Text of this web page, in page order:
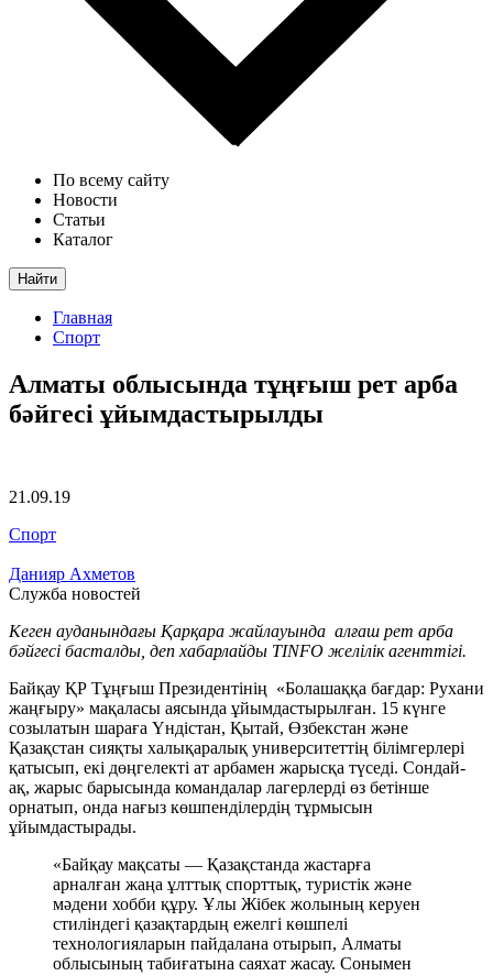
По всему сайту
Новости
Статьи
Каталог
Найти
Главная
Спорт
Алматы облысында тұңғыш рет арба
бәйгесі ұйымдастырылды
21.09.19
Спорт
Данияр Ахметов
Служба новостей
Кеген ауданындағы Қарқара жайлауында алғаш рет арба
бәйгесі басталды, деп хабарлайды TINFO желілік агенттігі.
Байқау ҚР Тұңғыш Президентінің «Болашаққа бағдар: Рухани
жаңғыру» мақаласы аясында ұйымдастырылған. 15 күнге
созылатын шараға Үндістан, Қытай, Өзбекстан және
Қазақстан сияқты халықаралық университеттің білімгерлері
қатысып, екі дөңгелекті ат арбамен жарысқа түседі. Сондай-
ақ, жарыс барысында командалар лагерлерді өз бетінше
орнатып, онда нағыз көшпенділердің тұрмысын
ұйымдастырады.
«Байқау мақсаты — Қазақстанда жастарға
арналған жаңа ұлттық спорттық, туристік және
мәдени хобби құру. Ұлы Жібек жолының керуен
стиліндегі қазақтардың ежелгі көшпелі
технологияларын пайдалана отырып, Алматы
облысының табиғатына саяхат жасау. Сонымен